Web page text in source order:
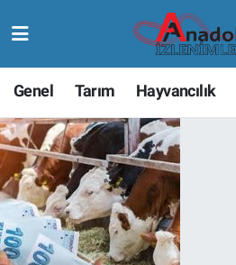
Genel Tarım Hayvancılık